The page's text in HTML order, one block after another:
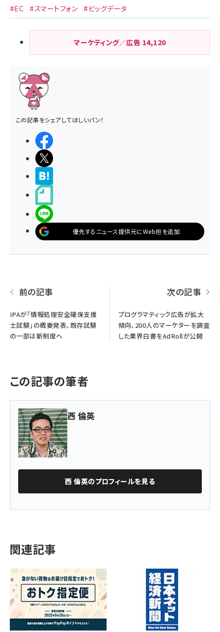
#EC #スマートフォン #ビッグデータ
マーケティング／広告 14,120
この記事をシェアしてほしいパン！
優先するニュース提供元にWeb担を追加
前の記事
IPAが「情報処理安全確保支援
士試験」の概要発表、既存試験
の一部は新制度へ
次の記事
プログラマティック広告が拡大
傾向、200人のマーケターを調査
した業界白書をAdRollが公開
この記事の筆者
西 倫英
西 倫英のプロフィールを見る
関連記事